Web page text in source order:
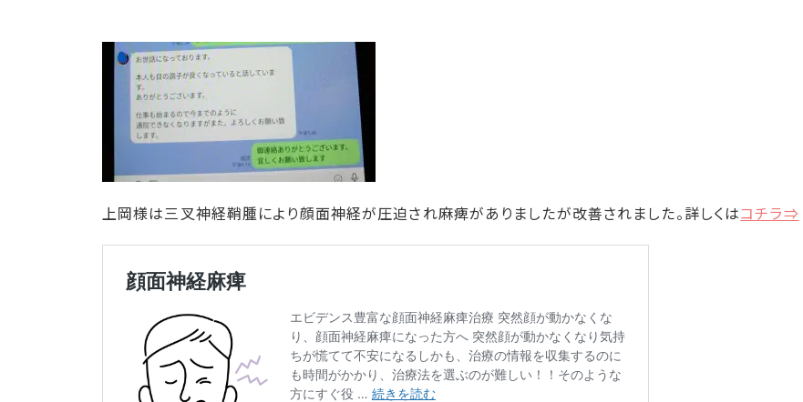
上岡様は三叉神経鞘腫により顔面神経が圧迫され麻痺がありましたが改善されました。詳しくはコチラ⇒